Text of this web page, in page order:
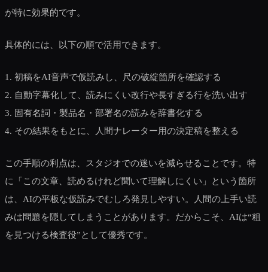
が特に効果的です。
具体的には、以下の順で活用できます。
1. 初稿をAI音声で仮読みし、尺の破綻箇所を確認する
2. 自動字幕化して、読みにくい改行や長すぎる行を洗い出す
3. 固有名詞・製品名・部署名の読みを辞書化する
4. その結果をもとに、人間ナレーター用の決定稿を整える
この手順の利点は、スタジオでの迷いを減らせることです。特
に「この文章、読めるけれど聞いて理解しにくい」という箇所
は、AIの平板な仮読みでむしろ発見しやすい。人間の上手い読
みは問題を隠してしまうことがあります。だからこそ、AIは“粗
を見つける検査役”として優秀です。